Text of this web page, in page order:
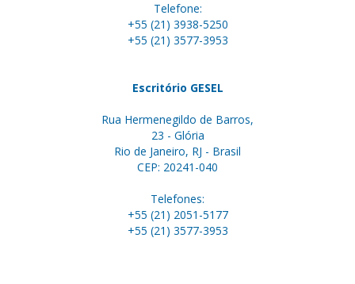
Telefone:
+55 (21) 3938-5250
+55 (21) 3577-3953
Escritório GESEL
Rua Hermenegildo de Barros,
23 - Glória
Rio de Janeiro, RJ - Brasil
CEP: 20241-040
Telefones:
+55 (21) 2051-5177
+55 (21) 3577-3953